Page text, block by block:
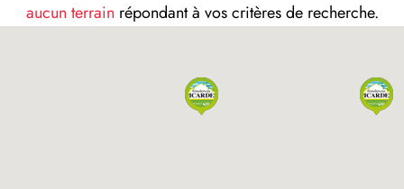
aucun terrain répondant à vos critères de recherche.